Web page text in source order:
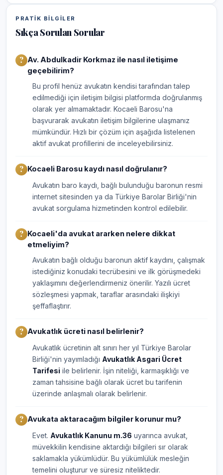
PRATIK BILGILER
Sıkça Sorulan Sorular
Av. Abdulkadir Korkmaz ile nasıl iletişime
geçebilirim?
Bu profil henüz avukatın kendisi tarafından talep
edilmediği için iletişim bilgisi platformda doğrulanmış
olarak yer almamaktadır. Kocaeli Barosu'na
başvurarak avukatın iletişim bilgilerine ulaşmanız
mümkündür. Hızlı bir çözüm için aşağıda listelenen
aktif avukat profillerini de inceleyebilirsiniz.
Kocaeli Barosu kaydı nasıl doğrulanır?
Avukatın baro kaydı, bağlı bulunduğu baronun resmi
internet sitesinden ya da Türkiye Barolar Birliği'nin
avukat sorgulama hizmetinden kontrol edilebilir.
Kocaeli'da avukat ararken nelere dikkat
etmeliyim?
Avukatın bağlı olduğu baronun aktif kaydını, çalışmak
istediğiniz konudaki tecrübesini ve ilk görüşmedeki
yaklaşımını değerlendirmeniz önerilir. Yazılı ücret
sözleşmesi yapmak, taraflar arasındaki ilişkiyi
şeffaflaştırır.
Avukatlık ücreti nasıl belirlenir?
Avukatlık ücretinin alt sınırı her yıl Türkiye Barolar
Birliği'nin yayımladığı Avukatlık Asgari Ücret
Tarifesi ile belirlenir. İşin niteliği, karmaşıklığı ve
zaman tahsisine bağlı olarak ücret bu tarifenin
üzerinde anlaşmalı olarak belirlenir.
Avukata aktaracağım bilgiler korunur mu?
Evet. Avukatlık Kanunu m.36 uyarınca avukat,
müvekkilin kendisine aktardığı bilgileri sır olarak
saklamakla yükümlüdür. Bu yükümlülük mesleğin
temelini oluşturur ve süresiz niteliktedir.